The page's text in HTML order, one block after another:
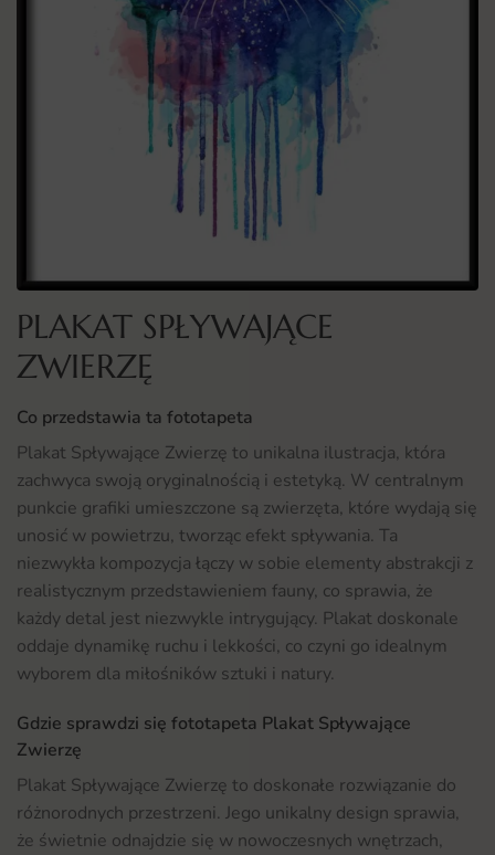
PLAKAT SPŁYWAJĄCE
ZWIERZĘ
Co przedstawia ta fototapeta
Plakat Spływające Zwierzę to unikalna ilustracja, która
zachwyca swoją oryginalnością i estetyką. W centralnym
punkcie grafiki umieszczone są zwierzęta, które wydają się
unosić w powietrzu, tworząc efekt spływania. Ta
niezwykła kompozycja łączy w sobie elementy abstrakcji z
realistycznym przedstawieniem fauny, co sprawia, że
każdy detal jest niezwykle intrygujący. Plakat doskonale
oddaje dynamikę ruchu i lekkości, co czyni go idealnym
wyborem dla miłośników sztuki i natury.
Gdzie sprawdzi się fototapeta Plakat Spływające
Zwierzę
Plakat Spływające Zwierzę to doskonałe rozwiązanie do
różnorodnych przestrzeni. Jego unikalny design sprawia,
że świetnie odnajdzie się w nowoczesnych wnętrzach,